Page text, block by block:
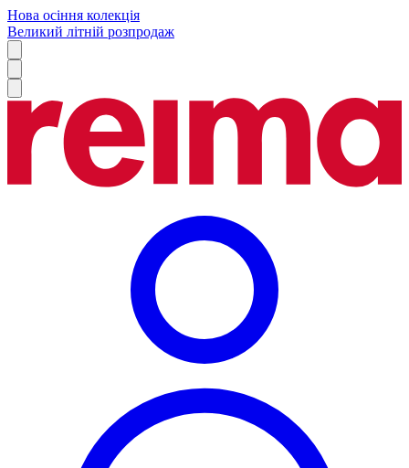
Нова осіння колекція
Великий літній розпродаж